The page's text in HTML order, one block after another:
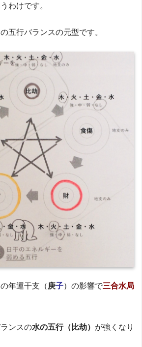
うわけです。
五行バランスの元型です。
年運干支（ 庚子）の影響で三合水局
ンスの水の五行（比劫） が強くなり